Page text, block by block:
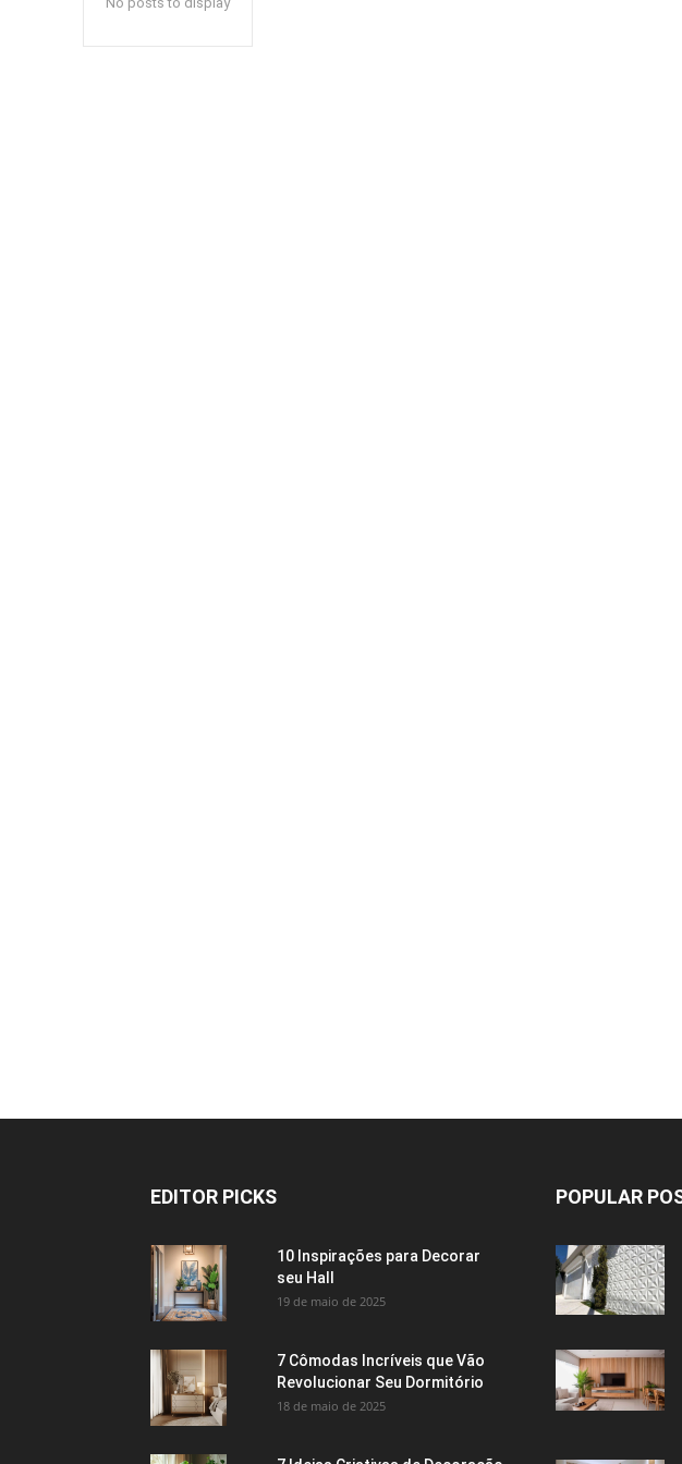
EDITOR PICKS
10 Inspirações para Decorar
seu Hall
19 de maio de 2025
7 Cômodas Incríveis que Vão
Revolucionar Seu Dormitório
18 de maio de 2025
POPULAR